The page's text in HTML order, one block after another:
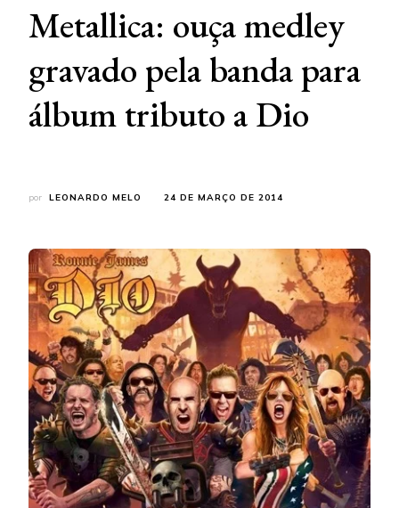
Metallica: ouça medley
gravado pela banda para
álbum tributo a Dio
por LEONARDO MELO 24 DE MARÇO DE 2014